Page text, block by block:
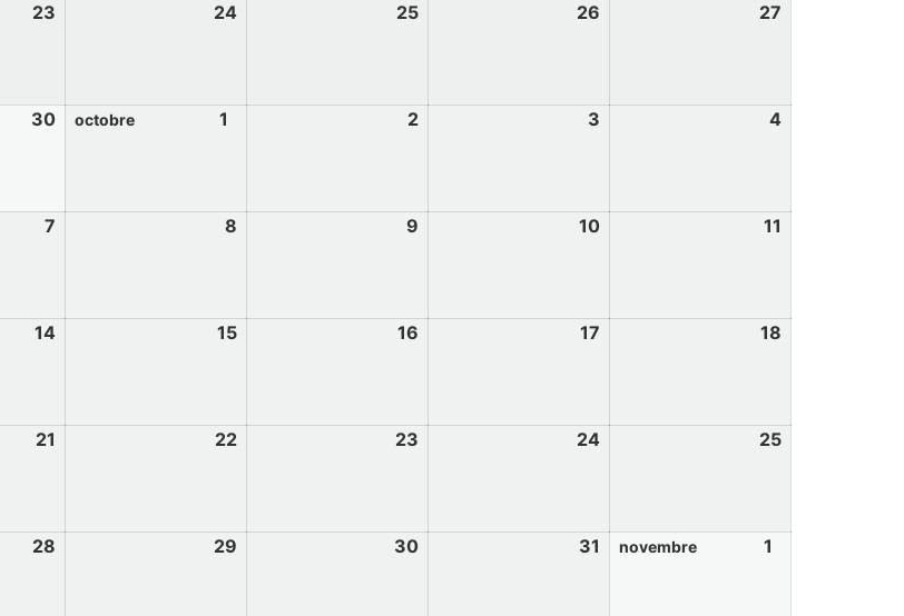
23 24 25 26 27
30 octobre 1 2 3 4
7 8 9 10 11
14 15 16 17 18
21 22 23 24 25
28 29 30 31 novembre 1